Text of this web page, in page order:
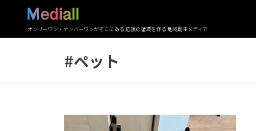
オンリーワン・ナンバーワンがそこにある 応援の循環を作る 地域創生メディア
#ペット